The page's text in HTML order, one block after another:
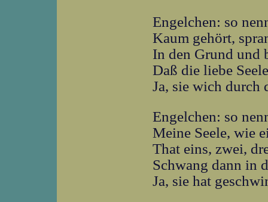
Engelchen: so
Kaum gehört,
In den Grund und
Daß die liebe
Ja, sie wich durch
Engelchen: so
Meine Seele, wie
That eins, zwei,
Schwang dann in
Ja, sie hat